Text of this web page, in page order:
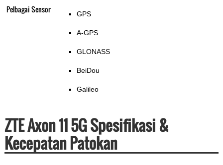
Pelbagai Sensor GPS
A-GPS
GLONASS
BeiDou
Galileo
ZTE Axon 11 5G Spesifikasi &
Kecepatan Patokan